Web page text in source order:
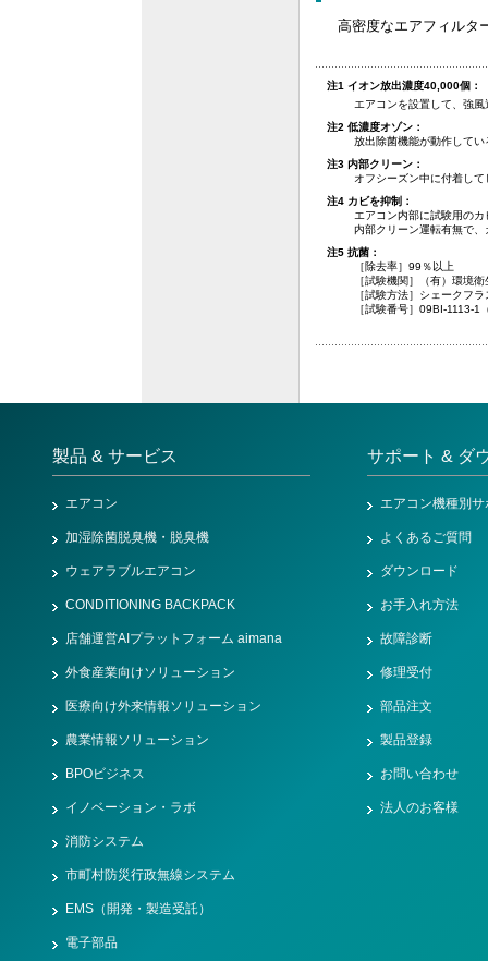
高密度なエアフィルタ
注1 イオン放出濃度40,000個：
エアコンを設置して、強
注2 低濃度オゾン：
放出除菌機能が動作して
注3 内部クリーン：
オフシーズン中に付着し
注4 カビを抑制：
エアコン内部に試験用の
内部クリーン運転有無で
注5 抗菌：
［除去率］99％以上
［試験機関］（有）環境
［試験方法］シェークフ
［試験番号］09BI-1113-1
製品 & サービス
エアコン
加湿除菌脱臭機・脱臭機
ウェアラブルエアコン
CONDITIONING BACKPACK
店舗運営AIプラットフォーム aimana
外食産業向けソリューション
医療向け外来情報ソリューション
農業情報ソリューション
BPOビジネス
イノベーション・ラボ
消防システム
市町村防災行政無線システム
EMS（開発・製造受託）
電子部品
サポート & ダ
エアコン機種別
よくあるご質問
ダウンロード
お手入れ方法
故障診断
修理受付
部品注文
製品登録
お問い合わせ
法人のお客様